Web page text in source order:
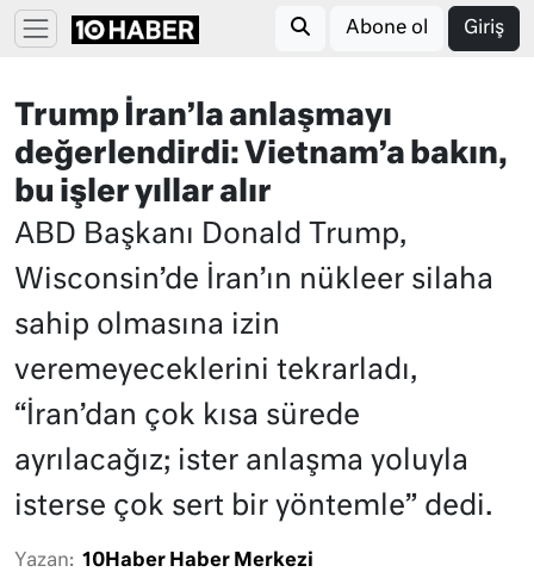
Abone ol Giriş
Trump İran’la anlaşmayı
değerlendirdi: Vietnam’a bakın,
bu işler yıllar alır
ABD Başkanı Donald Trump,
Wisconsin’de İran’ın nükleer silaha
sahip olmasına izin
veremeyeceklerini tekrarladı,
“İran’dan çok kısa sürede
ayrılacağız; ister anlaşma yoluyla
isterse çok sert bir yöntemle” dedi.
Yazan: 10Haber Haber Merkezi